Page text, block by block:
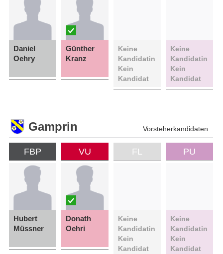
Daniel
Oehry
Günther
Kranz
Keine
Kandidatin
Kein
Kandidat
Keine
Kandidatin
Kein
Kandidat
Gamprin Vorsteherkandidaten
FBP
Hubert
Müssner
VU
Donath
Oehri
FL
Keine
Kandidatin
Kein
Kandidat
PU
Keine
Kandidatin
Kein
Kandidat